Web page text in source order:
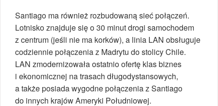
Santiago ma również rozbudowaną sieć połączeń.
Lotnisko znajduje się o 30 minut drogi samochodem
z centrum (jeśli nie ma korków), a linia LAN obsługuje
codziennie połączenia z Madrytu do stolicy Chile.
LAN zmodernizowała ostatnio ofertę klas biznes
i ekonomicznej na trasach długodystansowych,
a także posiada wygodne połączenia z Santiago
do innych krajów Ameryki Południowej.